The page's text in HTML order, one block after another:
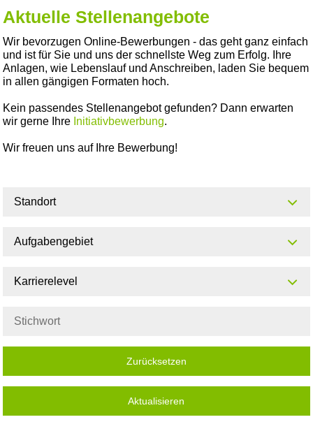
Aktuelle Stellenangebote
Wir bevorzugen Online-Bewerbungen - das geht ganz einfach
und ist für Sie und uns der schnellste Weg zum Erfolg. Ihre
Anlagen, wie Lebenslauf und Anschreiben, laden Sie bequem
in allen gängigen Formaten hoch.
Kein passendes Stellenangebot gefunden? Dann erwarten
wir gerne Ihre Initiativbewerbung.
Wir freuen uns auf Ihre Bewerbung!
Standort
Aufgabengebiet
Karrierelevel
Zurücksetzen
Aktualisieren